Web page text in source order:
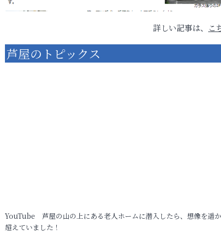
詳しい記事は、 こ
芦屋のトピックス
YouTube 芦屋の山の上にある老人ホームに潜入したら、想像を遥
超えていました！